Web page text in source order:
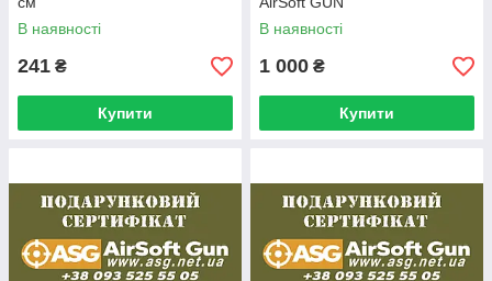
В наявності
241 ₴
Купити
В наявності
1 000 ₴
Купити